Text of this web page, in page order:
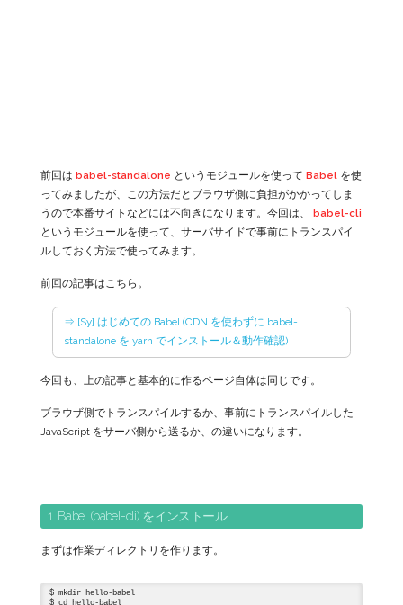
前回は babel-standalone というモジュールを使って Babelを使
ってみましたが、この方法だとブラウザ側に負担がかかってしま
うので本番サイトなどには不向きになります。今回は、 babel-cli
というモジュールを使って、サーバサイドで事前にトランスパイ
ルしておく方法で使ってみます。
前回の記事はこちら。
⇒ [Sy] はじめての Babel (CDN を使わずに babel-
standalone を yarn でインストール＆動作確認)
今回も、上の記事と基本的に作るページ自体は同じです。
ブラウザ側でトランスパイルするか、事前にトランスパイルした
JavaScript をサーバ側から送るか、の違いになります。
1. Babel (babel-cli) をインストール
まずは作業ディレクトリを作ります。
$ mkdir hello-babel